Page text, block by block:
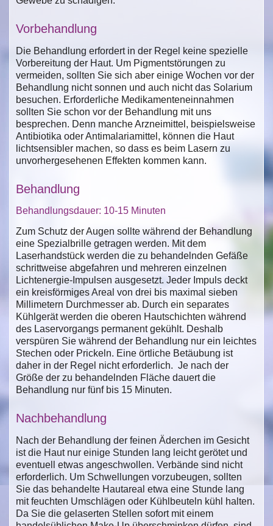
Vorbehandlung
Die Behandlung erfordert in der Regel keine spezielle
Vorbereitung der Haut. Um Pigmentstörungen zu
vermeiden, sollten Sie sich aber einige Wochen vor der
Behandlung nicht sonnen und auch nicht das Solarium
besuchen. Erforderliche Medikamenteneinnahmen
sollten Sie schon vor der Behandlung mit uns
besprechen. Denn manche Arzneimittel, beispielsweise
Antibiotika oder Antimalariamittel, können die Haut
lichtsensibler machen, so dass es beim Lasern zu
unvorhergesehenen Effekten kommen kann.
Behandlung
Behandlungsdauer: 10-15 Minuten
Zum Schutz der Augen sollte während der Behandlung
eine Spezialbrille getragen werden. Mit dem
Laserhandstück werden die zu behandelnden Gefäße
schrittweise abgefahren und mehreren einzelnen
Lichtenergie-Impulsen ausgesetzt. Jeder Impuls deckt
ein kreisförmiges Areal von drei bis maximal sieben
Millimetern Durchmesser ab. Durch ein separates
Kühlgerät werden die oberen Hautschichten während
des Laservorgangs permanent gekühlt. Deshalb
verspüren Sie während der Behandlung nur ein leichtes
Stechen oder Prickeln. Eine örtliche Betäubung ist
daher in der Regel nicht erforderlich. Je nach der
Größe der zu behandelnden Fläche dauert die
Behandlung nur fünf bis 15 Minuten.
Nachbehandlung
Nach der Behandlung der feinen Äderchen im Gesicht
ist die Haut nur einige Stunden lang leicht gerötet und
eventuell etwas angeschwollen. Verbände sind nicht
erforderlich. Um Schwellungen vorzubeugen, sollten
Sie das behandelte Hautareal etwa eine Stunde lang
mit feuchten Umschlägen oder Kühlbeuteln kühl halten.
Da Sie die gelaserten Stellen sofort mit einem